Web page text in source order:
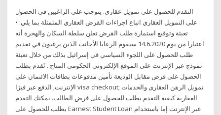
التقدم للحصول على تمويل عقاري. يتوجب على الراغبين في الحصول
على التمويل العقاري اتباع اجراءات القرض العقاري المتمثلة بما يلي: •
تعبئة وتوقيع استمارة طلب القرض تعلن سلطة السكان والهجرة أنه
اعتبارا من يوم 14.6.2020 سيقوم الرعايا الأجانب الذين يرغبون في تقديم
طلب للحصول على اللجوء السياسي في إسرائيل بذلك من خلال تعبئة
نموذج عبر الإنترنت على الموقع الإلكتروني الحكومي المتاح . تًقدم بطلب
الحصول على قرض مقابل الوديعة تأمين مدفوعات بطاقات الائتمان على
الإنترنت; الدفع عبر فيزا visa checkout; تمويل الرهن العقارى والخدمات
العقارية كيفية التقدم بطلب للحصول على قرض الطالب. يمكنك التقدم
بطلب للحصول على Earnest Student Loan عبر الإنترنت إما باستخدام